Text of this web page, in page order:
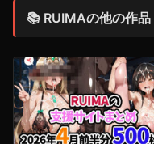
📚 RUIMAの他の作品